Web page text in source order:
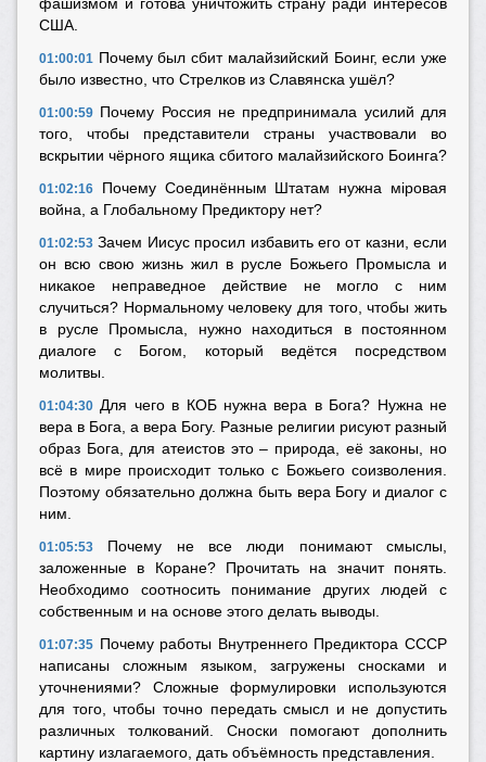
США.
01:00:01 Почему был сбит малайзийский Боинг, если уже
было известно, что Стрелков из Славянска ушёл?
01:00:59 Почему Россия не предпринимала усилий для
того, чтобы представители страны участвовали во
вскрытии чёрного ящика сбитого малайзийского Боинга?
01:02:16 Почему Соединённым Штатам нужна мiровая
война, а Глобальному Предиктору нет?
01:02:53 Зачем Иисус просил избавить его от казни, если
он всю свою жизнь жил в русле Божьего Промысла и
никакое неправедное действие не могло с ним
случиться? Нормальному человеку для того, чтобы жить
в русле Промысла, нужно находиться в постоянном
диалоге с Богом, который ведётся посредством
молитвы.
01:04:30 Для чего в КОБ нужна вера в Бога? Нужна не
вера в Бога, а вера Богу. Разные религии рисуют разный
образ Бога, для атеистов это – природа, её законы, но
всё в мире происходит только с Божьего соизволения.
Поэтому обязательно должна быть вера Богу и диалог с
ним.
01:05:53 Почему не все люди понимают смыслы,
заложенные в Коране? Прочитать на значит понять.
Необходимо соотносить понимание других людей с
собственным и на основе этого делать выводы.
01:07:35 Почему работы Внутреннего Предиктора СССР
написаны сложным языком, загружены сносками и
уточнениями? Сложные формулировки используются
для того, чтобы точно передать смысл и не допустить
различных толкований. Сноски помогают дополнить
картину излагаемого, дать объёмность представления.